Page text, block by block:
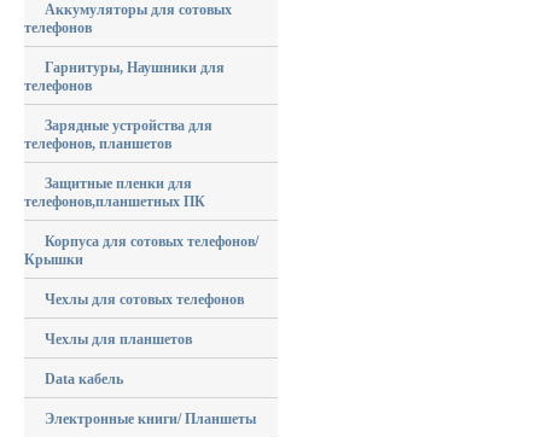
Аккумуляторы для сотовых
телефонов
Гарнитуры, Наушники для
телефонов
Зарядные устройства для
телефонов, планшетов
Защитные пленки для
телефонов,планшетных ПК
Корпуса для сотовых телефонов/
Крышки
Чехлы для сотовых телефонов
Чехлы для планшетов
Data кабель
Электронные книги/ Планшеты